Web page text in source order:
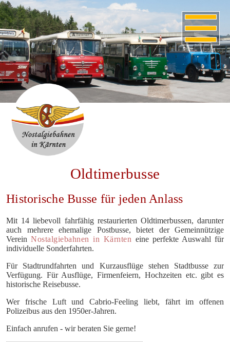
Oldtimerbusse
Historische Busse für jeden Anlass
Mit 14 liebevoll fahrfähig restaurierten Oldtimerbussen, darunter
auch mehrere ehemalige Postbusse, bietet der Gemeinnützige
VereinNostalgiebahnen in Kärnten eine perfekte Auswahl für
individuelle Sonderfahrten.
Für Stadtrundfahrten und Kurzausflüge stehen Stadtbusse zur
Verfügung. Für Ausflüge, Firmenfeiern, Hochzeiten etc. gibt es
historische Reisebusse.
Wer frische Luft und Cabrio-Feeling liebt, fährt im offenen
Polizeibus aus den 1950er-Jahren.
Einfach anrufen - wir beraten Sie gerne!